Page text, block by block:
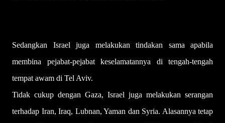
Sedangkan Israel juga melakukan tindakan sama apabila
membina pejabat-pejabat keselamatannya di tengah-tengah
tempat awam di Tel Aviv.
Tidak cukup dengan Gaza, Israel juga melakukan serangan
terhadap Iran, Iraq, Lubnan, Yaman dan Syria. Alasannya tetap